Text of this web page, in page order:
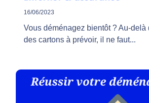
16/06/2023
Vous déménagez bientôt ? Au-delà
des cartons à prévoir, il ne faut...